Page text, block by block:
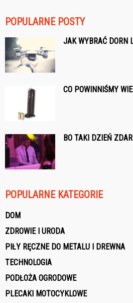
POPULARNE POSTY
JAK WYBRAĆ DORN
CO POWINNIŚMY
BO TAKI DZIEŃ
POPULARNE KATEGORIE
DOM
ZDROWIE I URODA
PIŁY RĘCZNE DO METALU I DREWNA
TECHNOLOGIA
PODŁOŻA OGRODOWE
PLECAKI MOTOCYKLOWE